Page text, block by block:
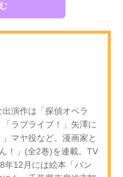
演作は「探偵オペラ
ラブライブ！」矢澤に
マヤ役など。漫画家と
！」(全2巻)を連載。TV
年12月には絵本「パン